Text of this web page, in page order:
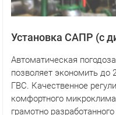
Установка САПР (с
Автоматическая
позволяет экономить до
ГВС. Качественное
комфортного
грамотно разработанного